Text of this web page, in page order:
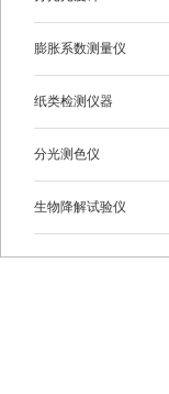
膨胀系数测量仪
纸类检测仪器
分光测色仪
生物降解试验仪